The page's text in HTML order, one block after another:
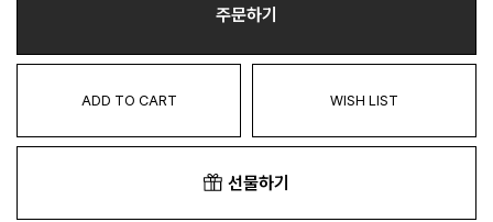
주문하기
ADD TO CART WISH LIST
선물하기